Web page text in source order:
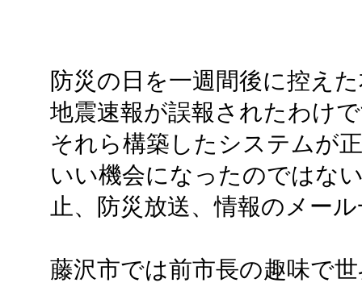
防災の日を一週間後に控え
地震速報が誤報されたわけ
それら構築したシステムが
いい機会になったのではな
止、防災放送、情報のメー
藤沢市では前市長の趣味で